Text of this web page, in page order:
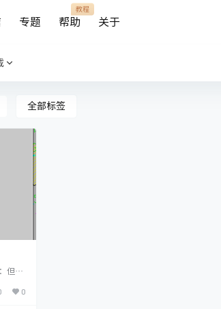
专题 帮助
教程
关于
全部标签
但我
器2：0